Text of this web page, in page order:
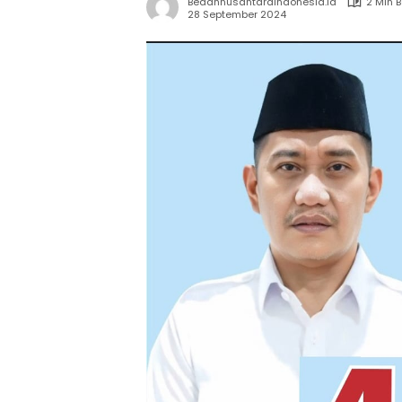
28 September 2024